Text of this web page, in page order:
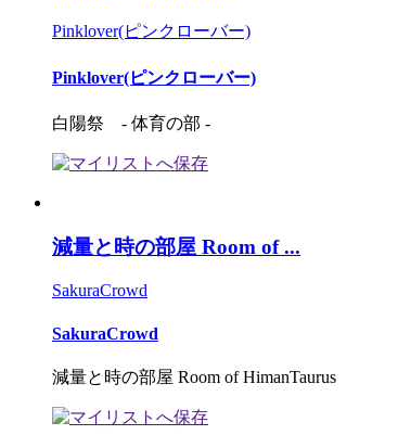
Pinklover(ピンクローバー)
Pinklover(ピンクローバー)
白陽祭 - 体育の部 -
減量と時の部屋 Room of ...
SakuraCrowd
SakuraCrowd
減量と時の部屋 Room of HimanTaurus